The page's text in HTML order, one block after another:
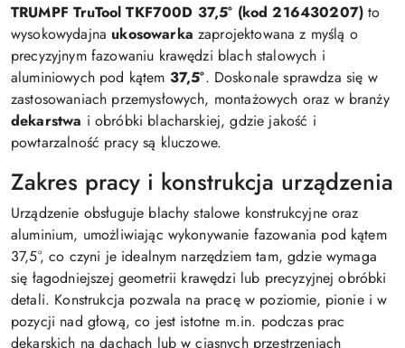
TRUMPF TruTool TKF700D 37,5° (kod 216430207) to
wysokowydajna ukosowarka zaprojektowana z myślą o
precyzyjnym fazowaniu krawędzi blach stalowych i
aluminiowych pod kątem 37,5°. Doskonale sprawdza się w
zastosowaniach przemysłowych, montażowych oraz w branży
dekarstwa i obróbki blacharskiej, gdzie jakość i
powtarzalność pracy są kluczowe.
Zakres pracy i konstrukcja urządzenia
Urządzenie obsługuje blachy stalowe konstrukcyjne oraz
aluminium, umożliwiając wykonywanie fazowania pod kątem
37,5°, co czyni je idealnym narzędziem tam, gdzie wymaga
się łagodniejszej geometrii krawędzi lub precyzyjnej obróbki
detali. Konstrukcja pozwala na pracę w poziomie, pionie i w
pozycji nad głową, co jest istotne m.in. podczas prac
dekarskich na dachach lub w ciasnych przestrzeniach